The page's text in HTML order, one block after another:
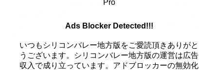
シノが空港に近い場所へ移転し600室のホテルを隣接するカ
現すればベイエリアでは初のホテルとカードルームが備わっ
Ads Blocker Detected!!!
いつもシリコンバレー地方版をご愛読頂きありがと
うございます。シリコンバレー地方版の運営は広告
収入で成り立っています。アドブロッカーの無効化